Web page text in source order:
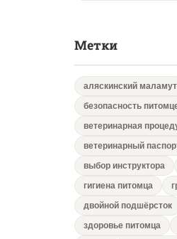
Метки
аляскинский маламут
безопасность
ветеринарная
ветеринарный
выбор инструктора
гигиена питомца
двойной подшёрсток
здоровье питомца